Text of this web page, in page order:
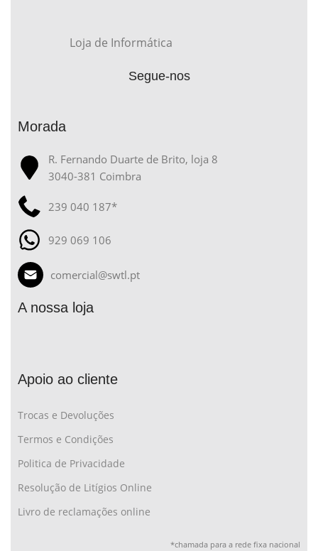
Loja de Informática
Segue-nos
Morada
R. Fernando Duarte de Brito, loja 8
3040-381 Coimbra
239 040 187*
929 069 106
comercial@swtl.pt
A nossa loja
Apoio ao cliente
Trocas e Devoluções
Termos e Condições
Politica de Privacidade
Resolução de Litígios Online
Livro de reclamações online
*chamada para a rede fixa nacional